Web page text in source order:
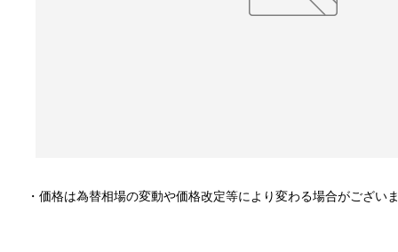
・価格は為替相場の変動や価格改定等により変わる場合がござい